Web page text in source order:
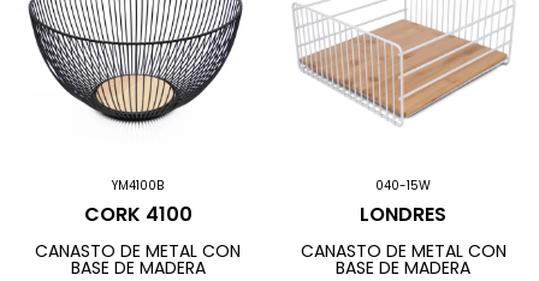
YM4100B
CORK 4100
CANASTO DE METAL CON
BASE DE MADERA
040-15W
LONDRES
CANASTO DE METAL CON
BASE DE MADERA